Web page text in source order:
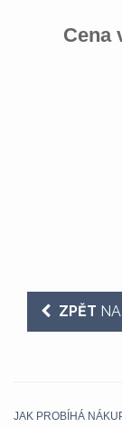
Cena
ZPĚT
JAK PROBÍHÁ